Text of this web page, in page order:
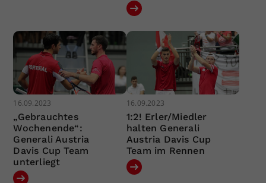
16.09.2023
„Gebrauchtes
Wochenende“:
Generali Austria
Davis Cup Team
unterliegt
16.09.2023
1:2! Erler/Miedler
halten Generali
Austria Davis Cup
Team im Rennen